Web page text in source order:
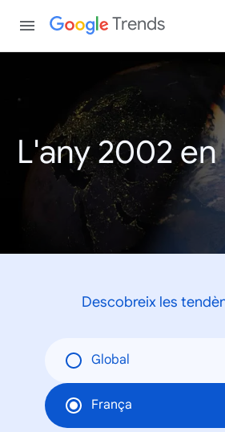
Trends
L'any 2002
Descobreix les
Global
França